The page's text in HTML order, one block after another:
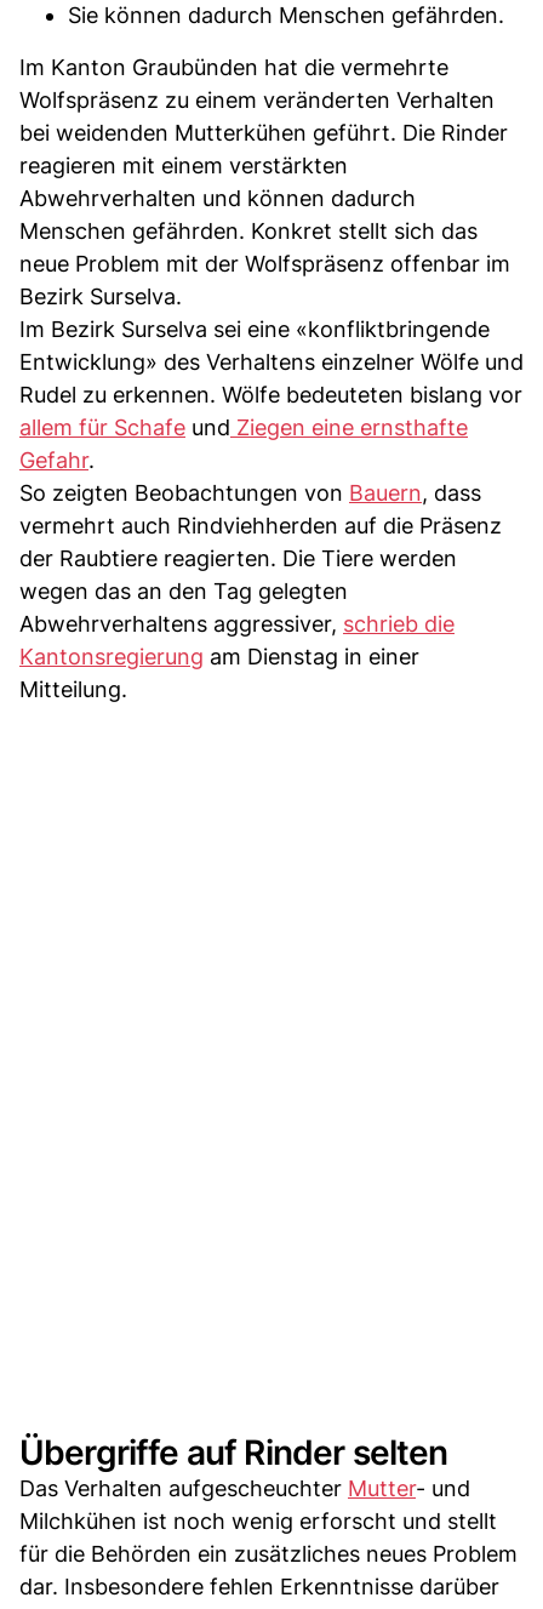
Sie können dadurch Menschen gefährden.
Im Kanton Graubünden hat die vermehrte
Wolfspräsenz zu einem veränderten Verhalten
bei weidenden Mutterkühen geführt. Die Rinder
reagieren mit einem verstärkten
Abwehrverhalten und können dadurch
Menschen gefährden. Konkret stellt sich das
neue Problem mit der Wolfspräsenz offenbar im
Bezirk Surselva.
Im Bezirk Surselva sei eine «konfliktbringende
Entwicklung» des Verhaltens einzelner Wölfe und
Rudel zu erkennen. Wölfe bedeuteten bislang vor
allem für Schafe und Ziegen eine ernsthafte
Gefahr.
So zeigten Beobachtungen von Bauern, dass
vermehrt auch Rindviehherden auf die Präsenz
der Raubtiere reagierten. Die Tiere werden
wegen das an den Tag gelegten
Abwehrverhaltens aggressiver, schrieb die
Kantonsregierung am Dienstag in einer
Mitteilung.
Übergriffe auf Rinder selten
Das Verhalten aufgescheuchter Mutter- und
Milchkühen ist noch wenig erforscht und stellt
für die Behörden ein zusätzliches neues Problem
dar. Insbesondere fehlen Erkenntnisse darüber